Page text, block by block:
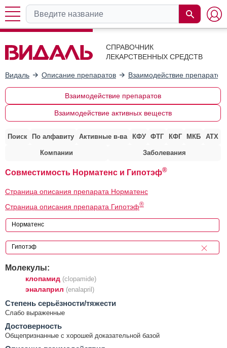
СПРАВОЧНИК
ЛЕКАРСТВЕННЫХ СРЕДСТВ
Видаль Описание препаратов Взаимодействие препаратов
Взаимодействие препаратов
Взаимодействие активных веществ
Поиск По алфавиту Активные в-ва КФУ ФТГ КФГ МКБ АТХ
Компании Заболевания
Совместимость Норматенс и Гипотэф®
Страница описания препарата Норматенс
Страница описания препарата Гипотэф®
Молекулы:
клопамид (clopamide)
эналаприл (enalapril)
Cтепень серьёзности/тяжести
Слабо выраженные
Достоверность
Общепризнанные с хорошей доказательной базой